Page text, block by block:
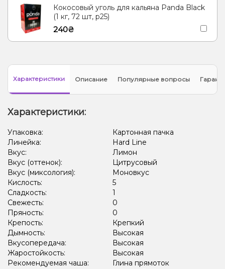
Кокосовый уголь для кальяна Panda Black
(1 кг, 72 шт, р25)
240₴
Характеристики Описание Популярные вопросы
Характеристики:
Упаковка:
Картонная пачка
Линейка:
Hard Line
Вкус:
Лимон
Вкус (оттенок):
Цитрусовый
Вкус (миксология):
Моновкус
Кислость:
5
Сладкость:
1
Свежесть:
0
Пряность:
0
Крепость:
Крепкий
Дымность:
Высокая
Вкусопередача:
Высокая
Жаростойкость:
Высокая
Рекомендуемая чаша:
Глина прямоток